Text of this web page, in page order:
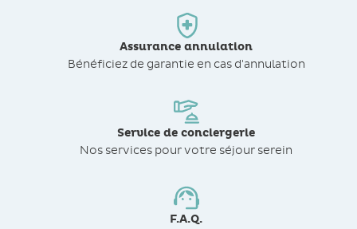
Assurance annulation
Bénéficiez de garantie en cas d'annulation
Service de conciergerie
Nos services pour votre séjour serein
F.A.Q.